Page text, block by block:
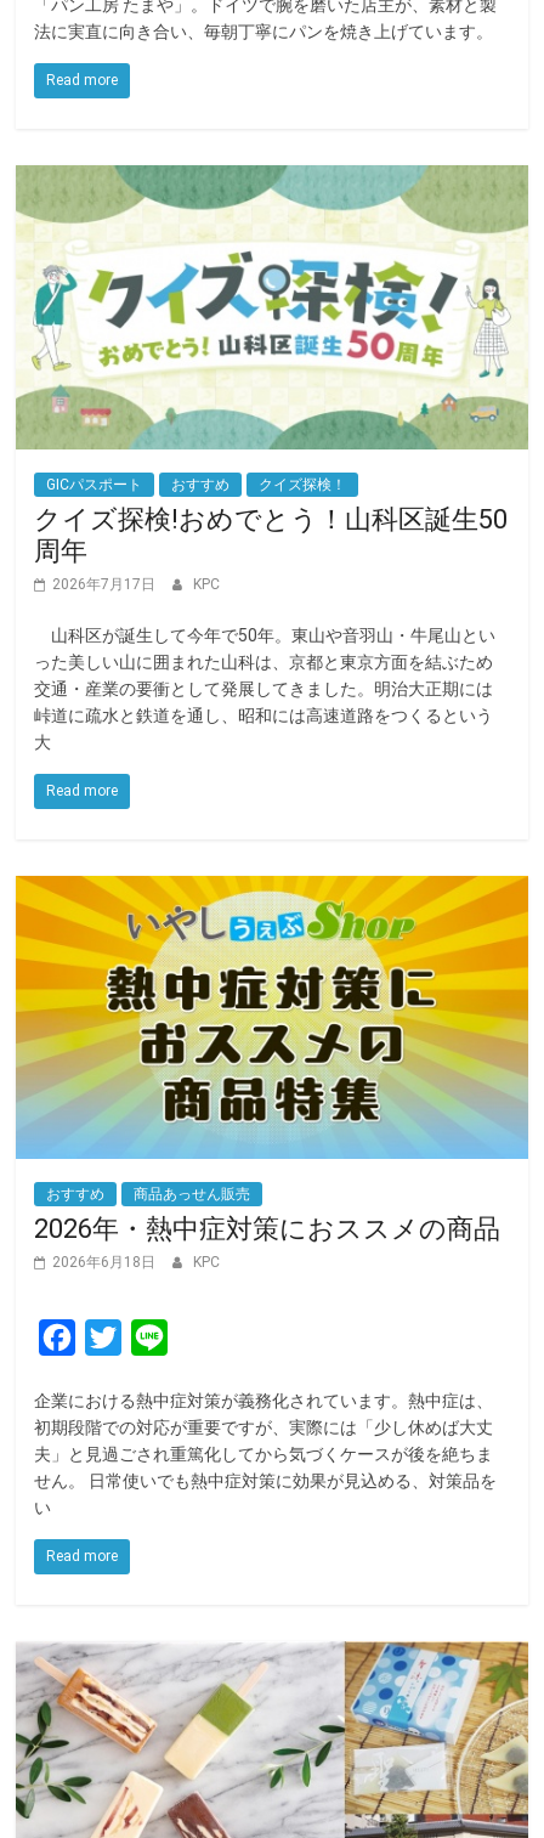
b
o
o
t
e
r
「パン工房 たまや」。ドイツで腕を磨いた店主が、素材と製
法に実直に向き合い、毎朝丁寧にパンを焼き上げています。
Read more
GICパスポート おすすめ クイズ探検！
クイズ探検!おめでとう！山科区誕生50
周年
2026年7月17日 KPC
山科区が誕生して今年で50年。東山や音羽山・牛尾山とい
った美しい山に囲まれた山科は、京都と東京方面を結ぶため
交通・産業の要衝として発展してきました。明治大正期には
峠道に疏水と鉄道を通し、昭和には高速道路をつくるという
大
Read more
おすすめ 商品あっせん販売
2026年・熱中症対策におススメの商品
2026年6月18日 KPC
c
e
o
T
i
t
t
n
e
企業における熱中症対策が義務化されています。熱中症は、
初期段階での対応が重要ですが、実際には「少し休めば大丈
夫」と見過ごされ重篤化してから気づくケースが後を絶ちま
せん。 日常使いでも熱中症対策に効果が見込める、対策品を
い
Read more